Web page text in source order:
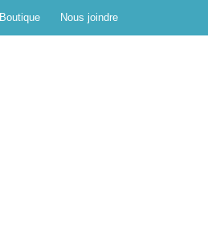
Boutique Nous joindre